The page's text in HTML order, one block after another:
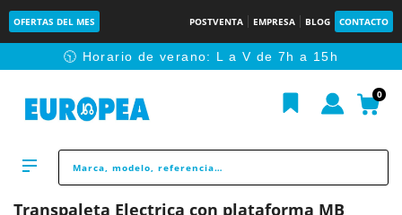
OFERTAS DEL MES POSTVENTA EMPRESA BLOG CONTACTO
🕥 Horario de verano: L a V de 7h a 15h
0
Transpaleta Electrica con plataforma MB